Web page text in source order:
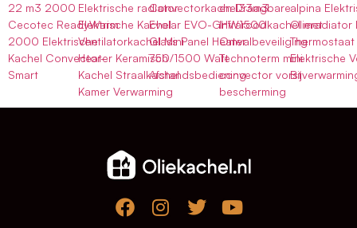
22 m3 2000
Cecotec ReadyWarm
2000 Elektrische
Kachel Convector-
Smart
Elektrische radiator
Elektrische Kachel
Ventilatorkachel Mini
Heater Keramisch
Kachel Straalkachel
Kamer Verwarming
Convectorkachel33m3
Evolar EVO-GHW1500
Glass Panel Heater
750/1500 Watt
Afstandsbediening
en Draagbare
Infraroodkachel met
Omvalbeveiliging
Technoterm mini
convector vorst
bescherming
alpina
Olieradiator
Thermostaat
Elektrische